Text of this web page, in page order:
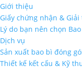
Giới thiệu
Giấy chứng nhận &
Lý do bạn nên chọn
Dịch vụ
Sản xuất bao bì đóng
Thiết kế kết cấu & Kỹ